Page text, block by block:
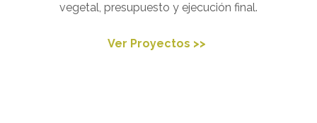
vegetal, presupuesto y ejecución final.
Ver Proyectos >>